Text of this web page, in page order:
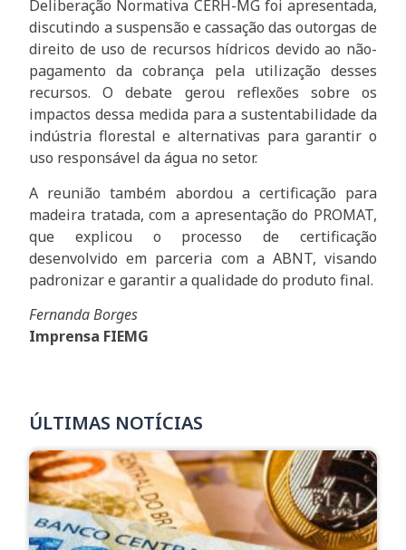
Deliberação Normativa CERH-MG foi apresentada,
discutindo a suspensão e cassação das outorgas de
direito de uso de recursos hídricos devido ao não-
pagamento da cobrança pela utilização desses
recursos. O debate gerou reflexões sobre os
impactos dessa medida para a sustentabilidade da
indústria florestal e alternativas para garantir o
uso responsável da água no setor.
A reunião também abordou a certificação para
madeira tratada, com a apresentação do PROMAT,
que explicou o processo de certificação
desenvolvido em parceria com a ABNT, visando
padronizar e garantir a qualidade do produto final.
Fernanda Borges
Imprensa FIEMG
ÚLTIMAS NOTÍCIAS